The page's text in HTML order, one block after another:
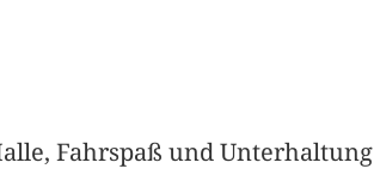
Fahrspaß und